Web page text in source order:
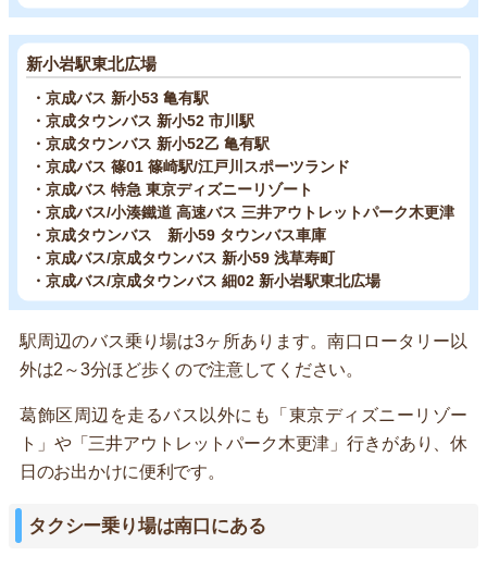
新小岩駅東北広場
・京成バス 新小53 亀有駅
・京成タウンバス 新小52 市川駅
・京成タウンバス 新小52乙 亀有駅
・京成バス 篠01 篠崎駅/江戸川スポーツランド
・京成バス 特急 東京ディズニーリゾート
・京成バス/小湊鐵道 高速バス 三井アウトレットパーク木更津
・京成タウンバス 新小59 タウンバス車庫
・京成バス/京成タウンバス 新小59 浅草寿町
・京成バス/京成タウンバス 細02 新小岩駅東北広場
駅周辺のバス乗り場は3ヶ所あります。南口ロータリー以
外は2～3分ほど歩くので注意してください。
葛飾区周辺を走るバス以外にも「東京ディズニーリゾー
ト」や「三井アウトレットパーク木更津」行きがあり、休
日のお出かけに便利です。
タクシー乗り場は南口にある